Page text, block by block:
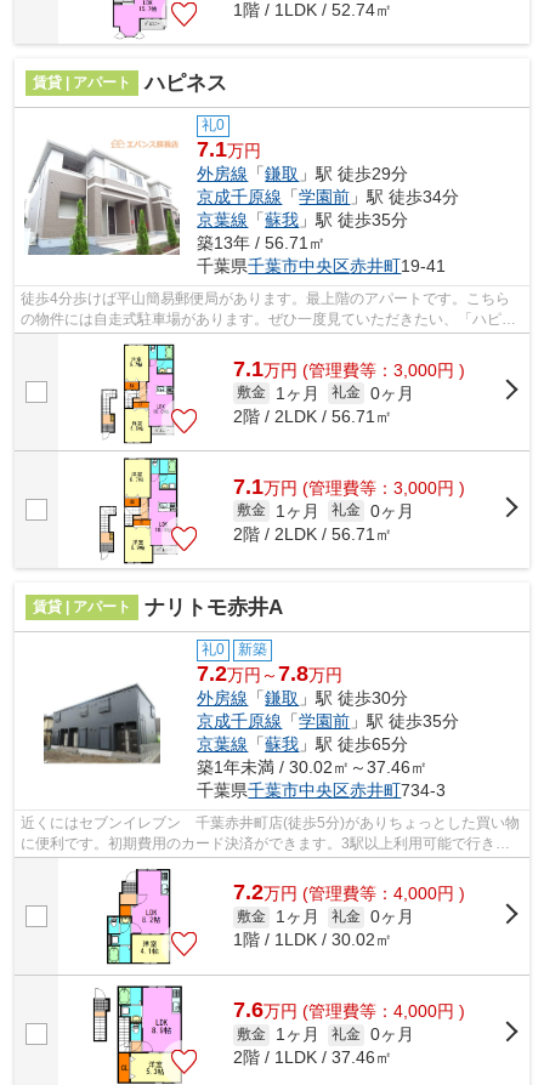
1階 / 1LDK / 52.74㎡
賃貸 | アパート ハピネス
礼0
7.1万円
外房線 「鎌取 」駅 徒歩29分
京成千原線 「学園前 」駅 徒歩34分
京葉線 「蘇我 」駅 徒歩35分
築13年 / 56.71㎡
千葉県千葉市中央区赤井町19-41
徒歩4分歩けば平山簡易郵便局があります。最上階のアパートです。こちら
の物件には自走式駐車場があります。ぜひ一度見ていただきたい、「ハピネ
ス」です。千葉市中央区の外房線鎌取近...
7.1万円 (管理費等：3,000円 )
敷金 1ヶ月 礼金 0ヶ月
2階 / 2LDK / 56.71㎡
7.1万円 (管理費等：3,000円 )
敷金 1ヶ月 礼金 0ヶ月
2階 / 2LDK / 56.71㎡
賃貸 | アパート ナリトモ赤井A
礼0 新築
7.2万円～7.8万円
外房線 「鎌取 」駅 徒歩30分
京成千原線 「学園前 」駅 徒歩35分
京葉線 「蘇我 」駅 徒歩65分
築1年未満 / 30.02㎡～37.46㎡
千葉県千葉市中央区赤井町734-3
近くにはセブンイレブン 千葉赤井町店(徒歩5分)がありちょっとした買い物
に便利です。初期費用のカード決済ができます。3駅以上利用可能で行き先
によって選べる、利便性の高い物件で...
7.2万円 (管理費等：4,000円 )
敷金 1ヶ月 礼金 0ヶ月
1階 / 1LDK / 30.02㎡
7.6万円 (管理費等：4,000円 )
敷金 1ヶ月 礼金 0ヶ月
2階 / 1LDK / 37.46㎡